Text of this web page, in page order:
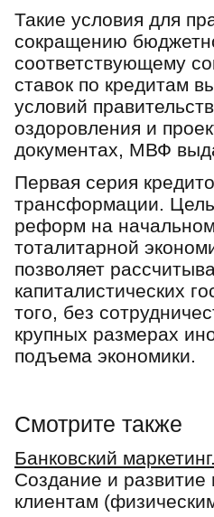
Такие условия для
сокращению
соответствующему
ставок по кредитам
условий
оздоровления и
документах, МВФ
Первая серия
трансформации. Цель
реформ на
тоталитарной
позволяет
капиталистических
того, без
крупных размерах
подъема экономики.
Смотрите также
Банковский
Создание и развитие
клиентам